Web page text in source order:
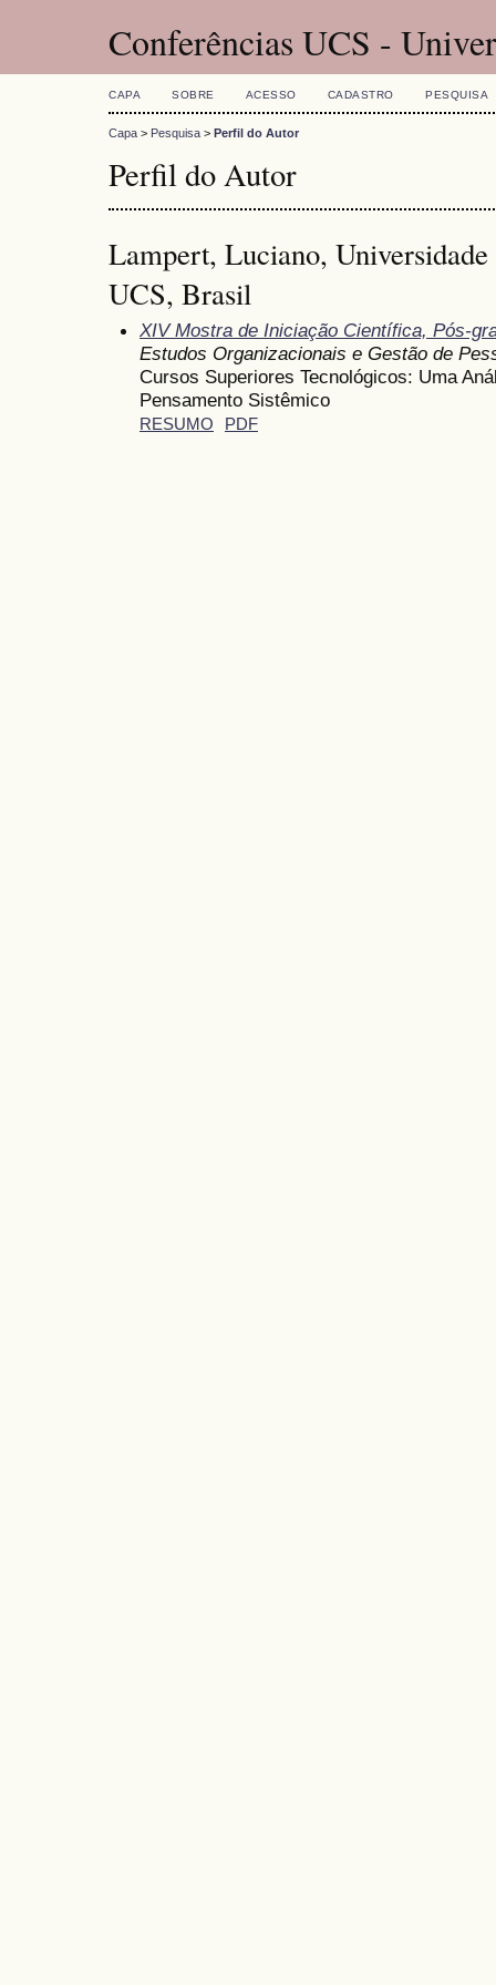
Conferências UCS -
CAPA SOBRE ACESSO CADASTRO PESQUISA
Capa > Pesquisa > Perfil do Autor
Perfil do Autor
Lampert, Luciano,
UCS, Brasil
XIV Mostra de Iniciação Científica, Pós-
Estudos Organizacionais e Gestão de
Cursos Superiores Tecnológicos: Uma
Pensamento Sistêmico
RESUMO PDF